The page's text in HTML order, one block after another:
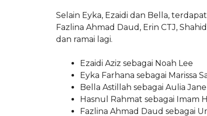
Selain Eyka, Ezaidi dan Bella,
Fazlina Ahmad Daud, Erin CTJ,
dan ramai lagi.
Ezaidi Aziz sebagai Noah Lee
Eyka Farhana sebagai Marissa
Bella Astillah sebagai Aulia Jane
Hasnul Rahmat sebagai Imam
Fazlina Ahmad Daud sebagai